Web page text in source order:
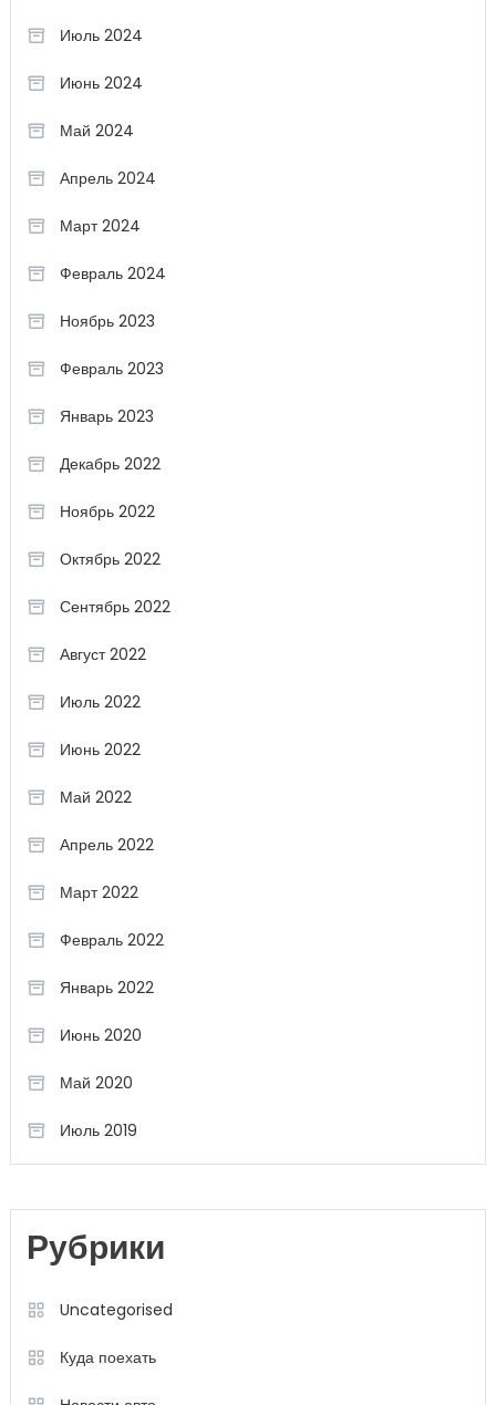
Июль 2024
Июнь 2024
Май 2024
Апрель 2024
Март 2024
Февраль 2024
Ноябрь 2023
Февраль 2023
Январь 2023
Декабрь 2022
Ноябрь 2022
Октябрь 2022
Сентябрь 2022
Август 2022
Июль 2022
Июнь 2022
Май 2022
Апрель 2022
Март 2022
Февраль 2022
Январь 2022
Июнь 2020
Май 2020
Июль 2019
Рубрики
Uncategorised
Куда поехать